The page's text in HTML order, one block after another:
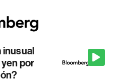
inusual
por